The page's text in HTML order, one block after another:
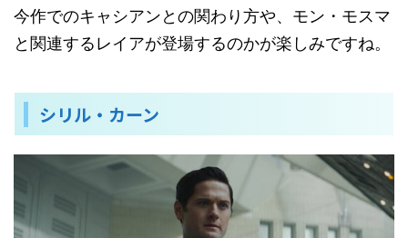
今作でのキャシアンとの関わり方や、モン・モスマ
と関連するレイアが登場するのかが楽しみですね。
シリル・カーン